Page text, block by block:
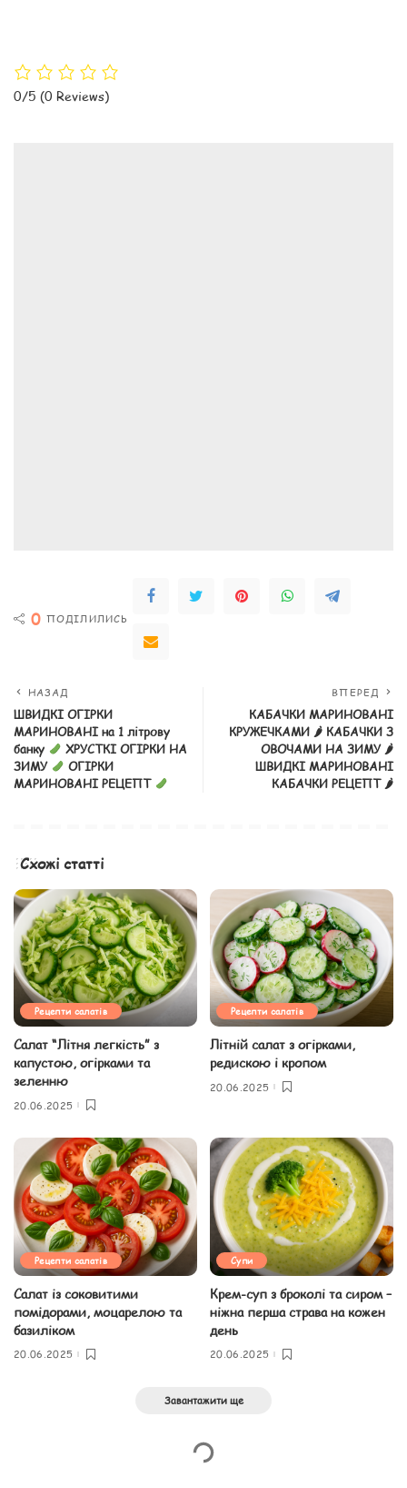
0/5 (0 Reviews)
0 ПОДІЛИЛИСЬ
НАЗАД
ШВИДКІ ОГІРКИ
МАРИНОВАНІ на 1 літрову
банку
ХРУСТКІ ОГІРКИ НА
ЗИМУ
ОГІРКИ
МАРИНОВАНІ РЕЦЕПТ
ВПЕРЕД
КАБАЧКИ МАРИНОВАНІ
КРУЖЕЧКАМИ 🌶 КАБАЧКИ З
ОВОЧАМИ НА ЗИМУ 🌶
ШВИДКІ МАРИНОВАНІ
КАБАЧКИ РЕЦЕПТ 🌶
Схожі статті
Рецепти салатів
Салат “Літня легкість” з
капустою, огірками та
зеленню
20.06.2025
Рецепти салатів
Літній салат з огірками,
редискою і кропом
20.06.2025
Рецепти салатів
Салат із соковитими
помідорами, моцарелою та
базиліком
20.06.2025
Супи
Крем-суп з броколі та сиром –
ніжна перша страва на кожен
день
20.06.2025
Завантажити ще